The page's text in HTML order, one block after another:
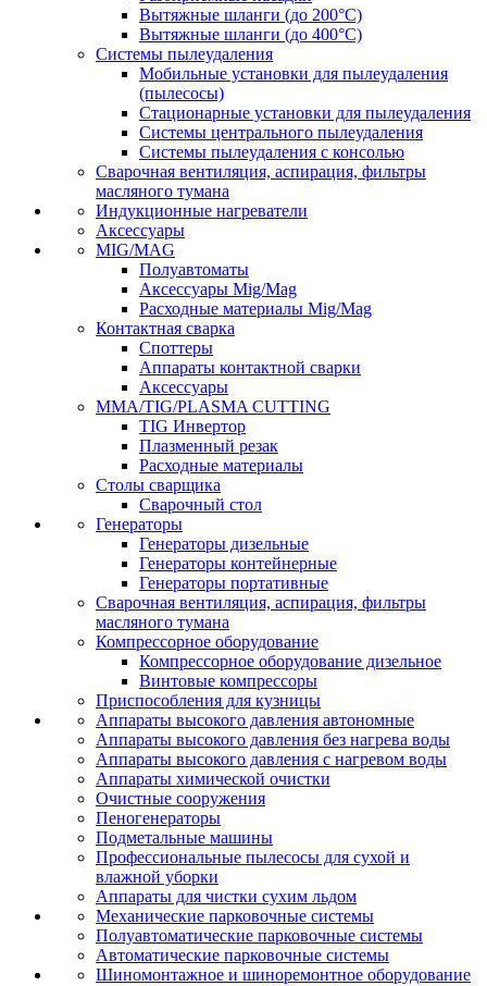
Вытяжные шланги (до 200°C)
Вытяжные шланги (до 400°C)
Системы пылеудаления
Мобильные установки для пылеудаления
(пылесосы)
Стационарные установки для пылеудаления
Системы центрального пылеудаления
Системы пылеудаления с консолью
Сварочная вентиляция, аспирация, фильтры
масляного тумана
Индукционные нагреватели
Аксессуары
MIG/MAG
Полуавтоматы
Аксессуары Mig/Mag
Расходные материалы Mig/Mag
Контактная сварка
Споттеры
Аппараты контактной сварки
Аксессуары
MMA/TIG/PLASMA CUTTING
TIG Инвертор
Плазменный резак
Расходные материалы
Столы сварщика
Сварочный стол
Генераторы
Генераторы дизельные
Генераторы контейнерные
Генераторы портативные
Сварочная вентиляция, аспирация, фильтры
масляного тумана
Компрессорное оборудование
Компрессорное оборудование дизельное
Винтовые компрессоры
Приспособления для кузницы
Аппараты высокого давления автономные
Аппараты высокого давления без нагрева воды
Аппараты высокого давления с нагревом воды
Аппараты химической очистки
Очистные сооружения
Пеногенераторы
Подметальные машины
Профессиональные пылесосы для сухой и
влажной уборки
Аппараты для чистки сухим льдом
Механические парковочные системы
Полуавтоматические парковочные системы
Автоматические парковочные системы
Шиномонтажное и шиноремонтное оборудование